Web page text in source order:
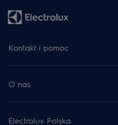
Kontakt i pomoc
O nas
Electrolux Polska